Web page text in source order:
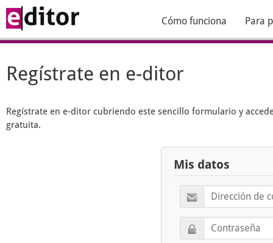
Cómo funciona Para
Regístrate en e-ditor
Regístrate en e-ditor cubriendo este sencillo formulario y
gratuita.
Mis datos